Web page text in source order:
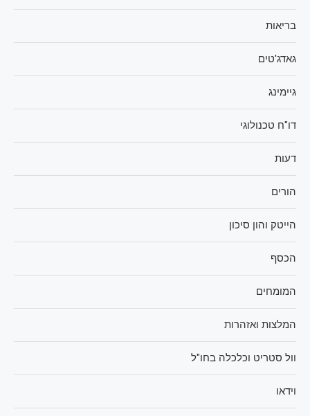
בריאות
גאדג'טים
גיימינג
דו"ח טכנולוגי
דעות
הורים
הייטק והון סיכון
הכסף
המומחים
המלצות ואזהרות
וול סטריט וכלכלה בחו"ל
וידאו